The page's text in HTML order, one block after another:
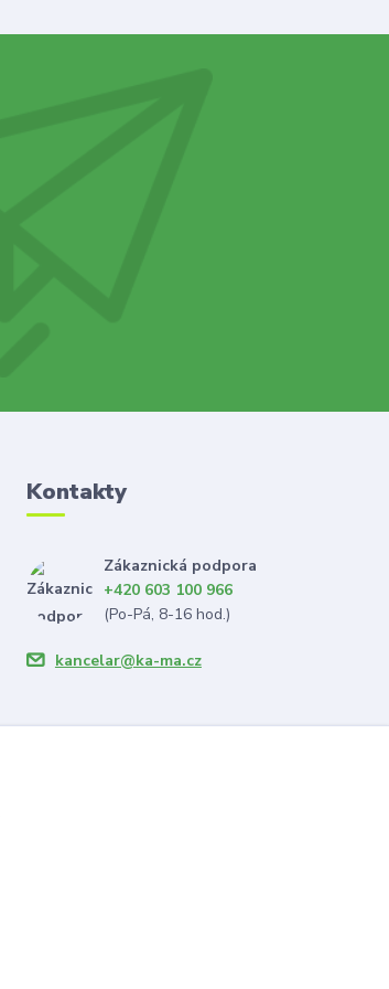
Kontakty
Zákaznická podpora
+420 603 100 966
(Po-Pá, 8-16 hod.)
kancelar@ka-ma.cz